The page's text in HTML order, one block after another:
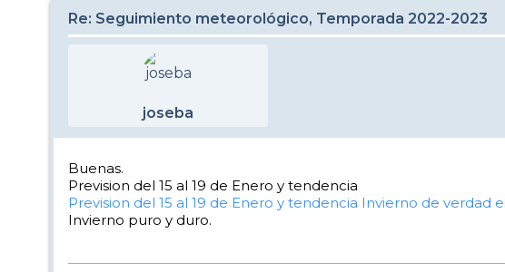
Re: Seguimiento meteorológico, Temporada 2022-2023
joseba
Buenas.
Prevision del 15 al 19 de Enero y tendencia
Prevision del 15 al 19 de Enero y tendencia Invierno de verdad
Invierno puro y duro.